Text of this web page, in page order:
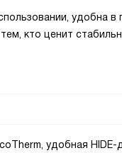
удобна в
кто ценит
удобная HIDE-